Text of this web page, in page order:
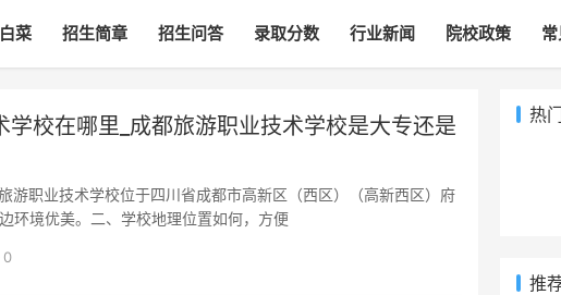
菜 招生简章 招生问答 录取分数 行业新闻 院校政策
学校在哪里_成都旅游职业技术学校是大专还是
环境优美。二、学校地理位置如何，方便
热
推